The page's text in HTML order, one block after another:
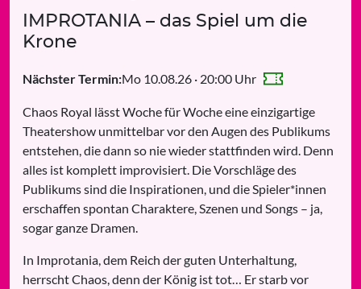
IMPROTANIA – das Spiel um die
Krone
Nächster Termin:Mo 10.08.26 · 20:00 Uhr
Chaos Royal lässt Woche für Woche eine einzigartige
Theatershow unmittelbar vor den Augen des Publikums
entstehen, die dann so nie wieder stattfinden wird. Denn
alles ist komplett improvisiert. Die Vorschläge des
Publikums sind die Inspirationen, und die Spieler*innen
erschaffen spontan Charaktere, Szenen und Songs – ja,
sogar ganze Dramen.
In Improtania, dem Reich der guten Unterhaltung,
herrscht Chaos, denn der König ist tot… Er starb vor